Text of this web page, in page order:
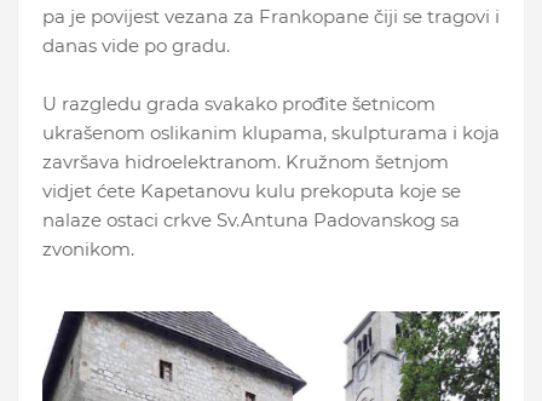
pa je povijest vezana za Frankopane čiji se tragovi i
danas vide po gradu.
U razgledu grada svakako prođite šetnicom
ukrašenom oslikanim klupama, skulpturama i koja
završava hidroelektranom. Kružnom šetnjom
vidjet ćete Kapetanovu kulu prekoputa koje se
nalaze ostaci crkve Sv.Antuna Padovanskog sa
zvonikom.